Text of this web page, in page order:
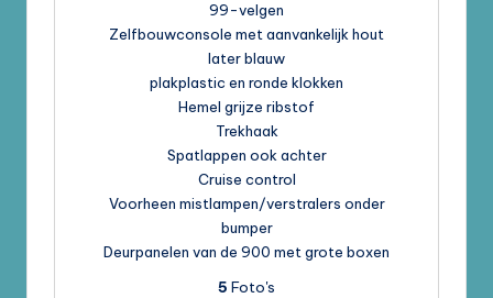
99-velgen
Zelfbouwconsole met aanvankelijk hout
later blauw
plakplastic en ronde klokken
Hemel grijze ribstof
Trekhaak
Spatlappen ook achter
Cruise control
Voorheen mistlampen/verstralers onder
bumper
Deurpanelen van de 900 met grote boxen
5 Foto's